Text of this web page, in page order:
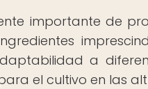
importante de
a
el cultivo en las